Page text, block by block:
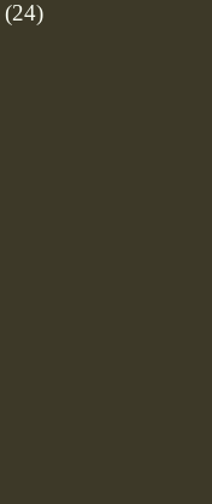
(24)